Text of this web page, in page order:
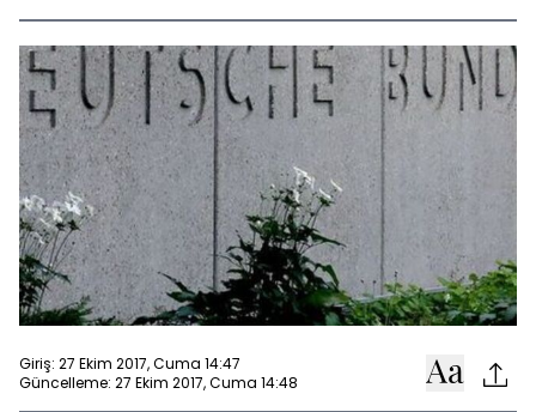
Giriş: 27 Ekim 2017, Cuma 14:47
Güncelleme: 27 Ekim 2017, Cuma 14:48